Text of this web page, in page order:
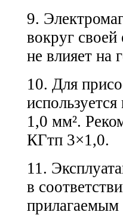
9.
вокруг своей
не влияет на
10. Для
1,0 мм².
КГтп 3×1,0.
11.
в
прилагаемым